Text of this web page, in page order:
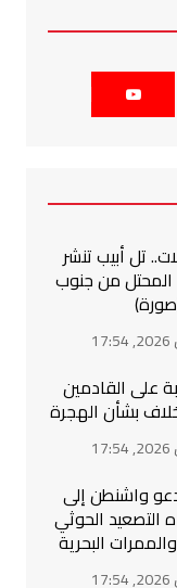
تل أبيب تنشر
من جنوب
على القادمين
بشأن الهجرة
واشنطن إلى
الحوثي
البحرية